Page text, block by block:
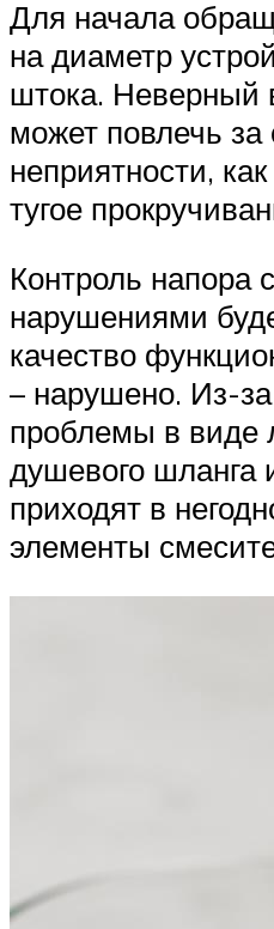
Для начала
на диаметр
штока. Неверный
может повлечь за
неприятности,
тугое
Контроль напора
нарушениями
качество
– нарушено. Из-за
проблемы в виде
душевого шланга
приходят в
элементы